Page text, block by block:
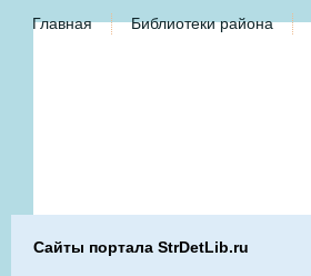
Главная Библиотеки района
Сайты портала StrDetLib.ru